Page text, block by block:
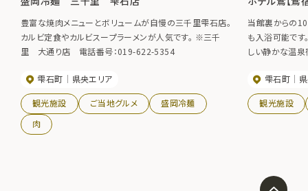
豊富な焼肉メニューとボリュームが自慢の三千里雫石店。
カルビ定食やカルビスープラーメンが人気です。 ※三千
里 大通り店 電話番号：019-622-5354
雫石町 県央エリア
観光施設 ご当地グルメ
盛岡冷麺
肉
当館裏からの
も入浴可能です
しい静かな温
雫石町
観光施設